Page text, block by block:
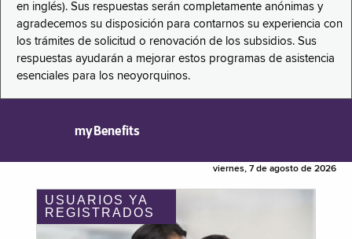
en inglés). Sus respuestas serán completamente anónimas y
agradecemos su disposición para contarnos su experiencia con
los trámites de solicitud o renovación de los subsidios. Sus
respuestas ayudarán a mejorar estos programas de asistencia
esenciales para los neoyorquinos.
myBenefits
viernes, 7 de agosto de 2026
USUARIOS YA
REGISTRADOS